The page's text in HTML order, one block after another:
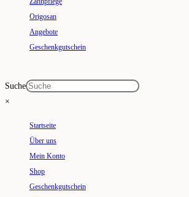
Origosan
Angebote
Geschenkgutschein
Suche
×
Startseite
Über uns
Mein Konto
Shop
Geschenkgutschein